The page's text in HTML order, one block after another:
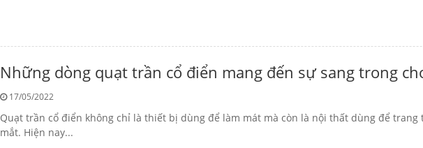
Những dòng quạt trần cổ điển mang đến sự sang trong
17/05/2022
Quạt trần cổ điển không chỉ là thiết bị dùng để làm mát mà còn là nội thất dùng để
mắt. Hiện nay...